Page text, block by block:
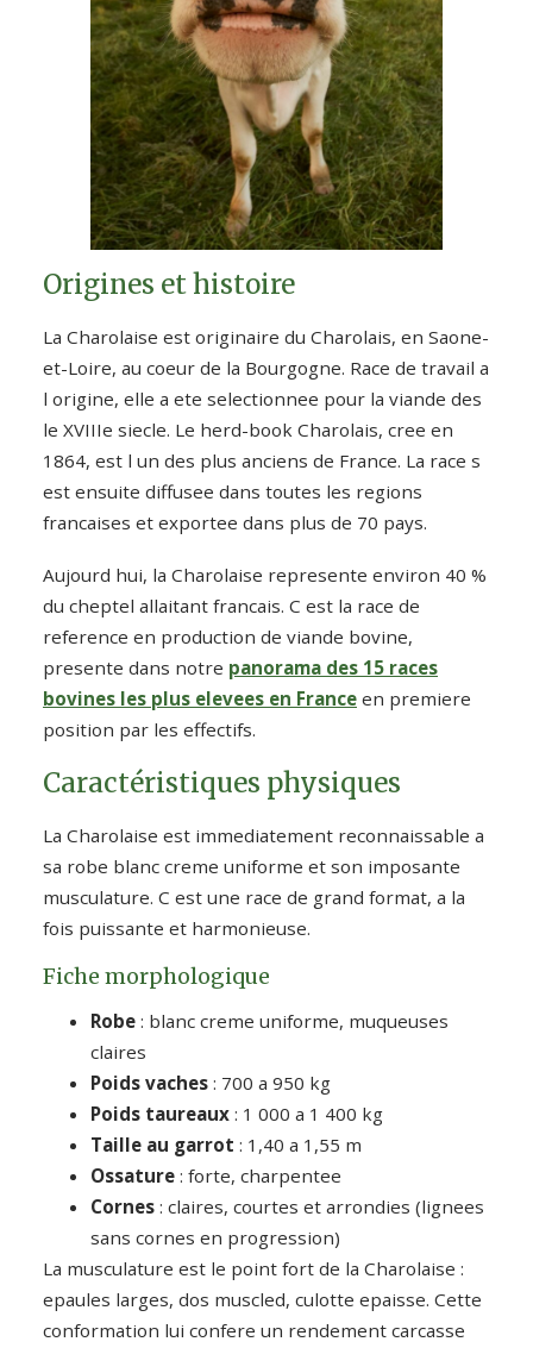
Origines et histoire
La Charolaise est originaire du Charolais, en Saone-
et-Loire, au coeur de la Bourgogne. Race de travail a
l origine, elle a ete selectionnee pour la viande des
le XVIIIe siecle. Le herd-book Charolais, cree en
1864, est l un des plus anciens de France. La race s
est ensuite diffusee dans toutes les regions
francaises et exportee dans plus de 70 pays.
Aujourd hui, la Charolaise represente environ 40 %
du cheptel allaitant francais. C est la race de
reference en production de viande bovine,
presente dans notre panorama des 15 races
bovines les plus elevees en France en premiere
position par les effectifs.
Caractéristiques physiques
La Charolaise est immediatement reconnaissable a
sa robe blanc creme uniforme et son imposante
musculature. C est une race de grand format, a la
fois puissante et harmonieuse.
Fiche morphologique
Robe : blanc creme uniforme, muqueuses
claires
Poids vaches : 700 a 950 kg
Poids taureaux : 1 000 a 1 400 kg
Taille au garrot : 1,40 a 1,55 m
Ossature : forte, charpentee
Cornes : claires, courtes et arrondies (lignees
sans cornes en progression)
La musculature est le point fort de la Charolaise :
epaules larges, dos muscled, culotte epaisse. Cette
conformation lui confere un rendement carcasse